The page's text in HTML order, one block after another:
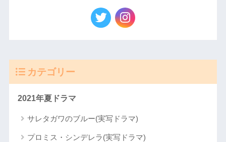
カテゴリー
2021年夏ドラマ
サレタガワのブルー(実写ドラマ)
プロミス・シンデレラ(実写ドラマ)